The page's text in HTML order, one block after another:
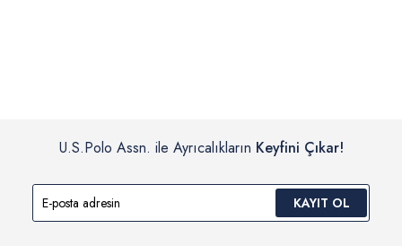
U.S.Polo Assn. ile Ayrıcalıkların Keyfini Çıkar!
KAYIT OL